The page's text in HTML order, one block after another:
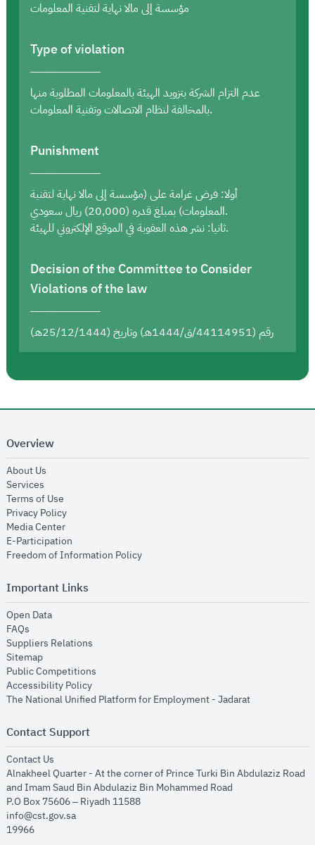
مؤسسة إلى مالا نهاية لتقنية المعلومات
Type of violation
عدم التزام الشركة بتزويد الهيئة بالمعلومات المطلوبة منها
بالمخالفة لنظام الاتصالات وتقنية المعلومات.
Punishment
أولا: فرض غرامة على (مؤسسة إلى مالا نهاية لتقنية
المعلومات) بمبلغ قدره (20,000) ريال سعودي.
ثانيا: نشر هذه العقوبة في الموقع الإلكتروني للهيئة.
Decision of the Committee to Consider
Violations of the law
رقم (44114951/ق/1444هـ) وتاريخ (25/12/1444هـ)
Overview
About Us
Services
Terms of Use
Privacy Policyopens in new window
Media Centeropens in new window
E-Participation
Freedom of Information Policyopens in new window
Important Links
Open Dataopens in new window
FAQs
Suppliers Relations
Sitemapopens in new window
Public Competitions
Accessibility Policyopens in new window
The National Unified Platform for Employment - Jadaratopens in new
Contact Support
Contact Us
Alnakheel Quarter - At the corner of Prince Turki Bin Abdulaziz Road
and Imam Saud Bin Abdulaziz Bin Mohammed Road​
P.O Box 75606 – Riyadh 11588
info@cst.gov.sa
19966